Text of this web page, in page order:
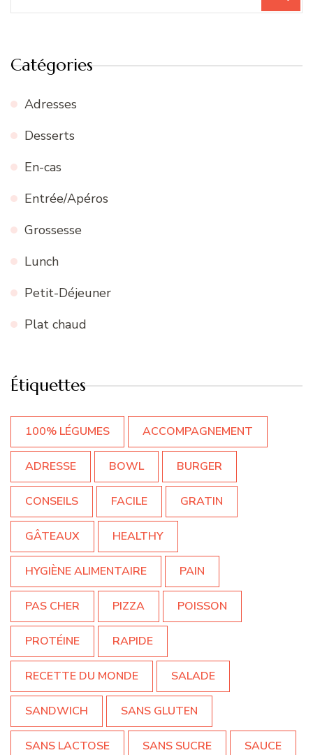
Catégories
Adresses
Desserts
En-cas
Entrée/Apéros
Grossesse
Lunch
Petit-Déjeuner
Plat chaud
Étiquettes
100% LÉGUMES ACCOMPAGNEMENT
ADRESSE BOWL BURGER
CONSEILS FACILE GRATIN
GÂTEAUX HEALTHY
HYGIÈNE ALIMENTAIRE PAIN
PAS CHER PIZZA POISSON
PROTÉINE RAPIDE
RECETTE DU MONDE SALADE
SANDWICH SANS GLUTEN
SANS LACTOSE SANS SUCRE SAUCE